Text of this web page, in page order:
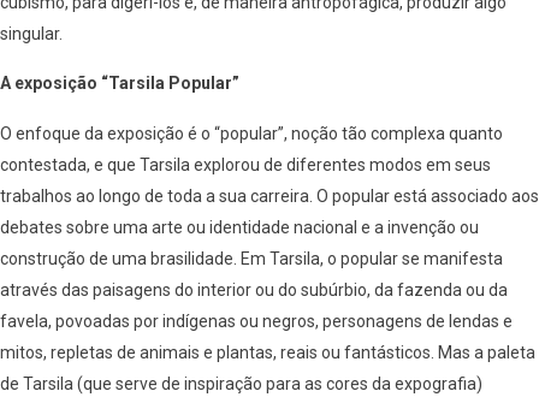
singular.
A exposição “Tarsila Popular”
O enfoque da exposição é o “popular”, noção tão complexa quanto
contestada, e que Tarsila explorou de diferentes modos em seus
trabalhos ao longo de toda a sua carreira. O popular está associado aos
debates sobre uma arte ou identidade nacional e a invenção ou
construção de uma brasilidade. Em Tarsila, o popular se manifesta
através das paisagens do interior ou do subúrbio, da fazenda ou da
favela, povoadas por indígenas ou negros, personagens de lendas e
mitos, repletas de animais e plantas, reais ou fantásticos. Mas a paleta
de Tarsila (que serve de inspiração para as cores da expografia)